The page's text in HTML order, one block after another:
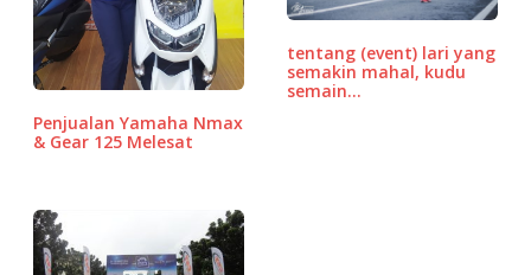
o
k
p e
ss
Penjualan Yamaha Nmax
& Gear 125 Melesat
tentang (event) lari yang
semakin mahal, kudu
semain…